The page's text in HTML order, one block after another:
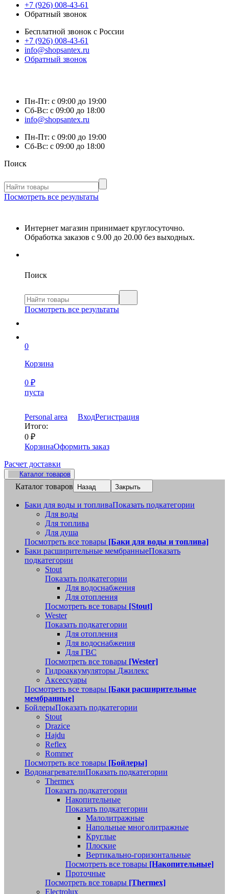
+7 (926) 008-43-61
Обратный звонок
Бесплатной звонок с России
+7 (926) 008-43-61
info@shopsantex.ru
Обратный звонок
Пн-Пт: с 09:00 до 19:00
Сб-Вс: с 09:00 до 18:00
info@shopsantex.ru
Пн-Пт: с 09:00 до 19:00
Сб-Вс: с 09:00 до 18:00
Поиск
Посмотреть все результаты
Интернет магазин принимает круглосуточно.
Обработка заказов с 9.00 до 20.00 без выходных.
Поиск
Посмотреть все результаты
0
Корзина
0 ₽
пуста
Personal area ВходРегистрация
Итого:
0 ₽
КорзинаОформить заказ
Расчет доставки
Каталог товаров
Каталог товаров Назад Закрыть
Баки для воды и топливаПоказать подкатегории
Для воды
Для топлива
Для душа
Посмотреть все товары [Баки для воды и топлива]
Баки расширительные мембранныеПоказать
подкатегории
Stout
Показать подкатегории
Для водоснабжения
Для отопления
Посмотреть все товары [Stout]
Wester
Показать подкатегории
Для отопления
Для водоснабжения
Для ГВС
Посмотреть все товары [Wester]
Гидроаккумуляторы Джилекс
Аксессуары
Посмотреть все товары [Баки расширительные
мембранные]
БойлерыПоказать подкатегории
Stout
Drazice
Hajdu
Reflex
Rommer
Посмотреть все товары [Бойлеры]
ВодонагревателиПоказать подкатегории
Thermex
Показать подкатегории
Накопительные
Показать подкатегории
Малолитражные
Напольные многолитражные
Круглые
Плоские
Вертикально-горизонтальные
Посмотреть все товары [Накопительные]
Проточные
Посмотреть все товары [Thermex]
Electrolux